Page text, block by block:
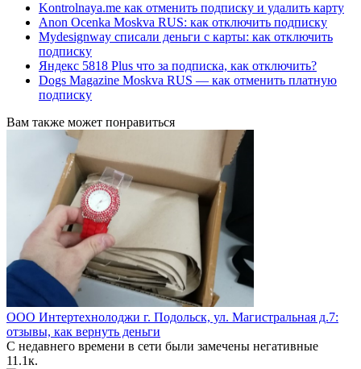
Kontrolnaya.me как отменить подписку и удалить карту
Anon Ocenka Moskva RUS: как отключить подписку
Mydesignway списали деньги с карты: как отключить
подписку
Яндекс 5818 Plus что за подписка, как отключить?
Dogs Magazine Moskva RUS — как отменить платную
подписку
Вам также может понравиться
ООО Интертехнолоджи г. Подольск, ул. Магистральная д.7:
отзывы, как вернуть деньги
С недавнего времени в сети были замечены негативные
11.1к.